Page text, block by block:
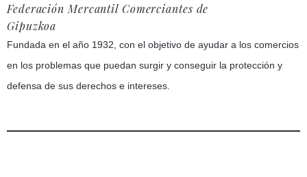
Federación Mercantil Comerciantes de
Gipuzkoa
Fundada en el año 1932, con el objetivo de ayudar a los comercios
en los problemas que puedan surgir y conseguir la protección y
defensa de sus derechos e intereses.